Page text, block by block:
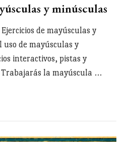
y minúsculas
de mayúsculas y
de mayúsculas y
interactivos, pistas y
Trabajarás la mayúscula …